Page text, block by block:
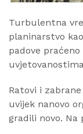
Turbulentna
planinarstvo
padove
Ratovi i
uvijek nanovo
gradili novo. Na